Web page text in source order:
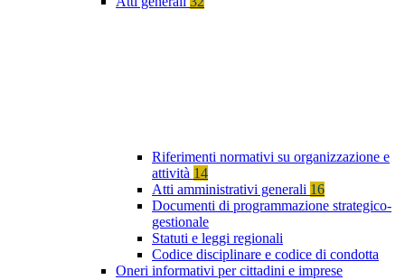
Riferimenti normativi su organizzazione e
attività 14
Atti amministrativi generali 16
Documenti di programmazione strategico-
gestionale
Statuti e leggi regionali
Codice disciplinare e codice di condotta
Oneri informativi per cittadini e imprese